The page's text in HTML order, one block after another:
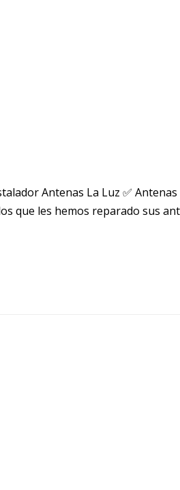
Antenas La Luz ✅
que les hemos reparado sus